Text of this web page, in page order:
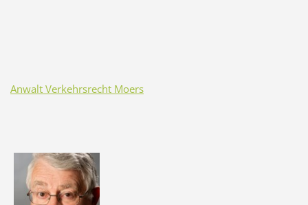
Anwalt Verkehrsrecht Moers